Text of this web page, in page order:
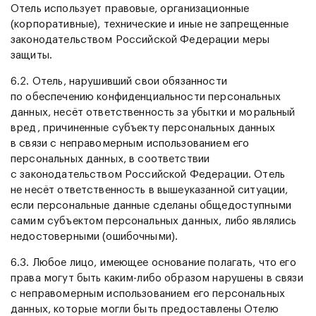
Отель использует правовые, организационные
(корпоративные), технические и иные не запрещенные
законодательством Российской Федерации меры
защиты.
6.2. Отель, нарушивший свои обязанности
по обеспечению конфиденциальности персональных
данных, несёт ответственность за убытки и моральный
вред, причиненные субъекту персональных данных
в связи с неправомерным использованием его
персональных данных, в соответствии
с законодательством Российской Федерации. Отель
не несёт ответственность в вышеуказанной ситуации,
если персональные данные сделаны общедоступными
самим субъектом персональных данных, либо являлись
недостоверными (ошибочными).
6.3. Любое лицо, имеющее основание полагать, что его
права могут быть каким-либо образом нарушены в связи
с неправомерным использованием его персональных
данных, которые могли быть предоставлены Отелю